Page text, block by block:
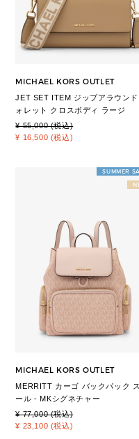
MICHAEL KORS OUTLET
JET SET ITEM ジップアラウンド
ォレット クロスボディ ラージ
¥ 55,000 (税込)
¥ 16,500 (税込)
SUMMER
MICHAEL KORS OUTLET
MERRITT カーゴ バックパック
ール - MKシグネチャー
¥ 77,000 (税込)
¥ 23,100 (税込)